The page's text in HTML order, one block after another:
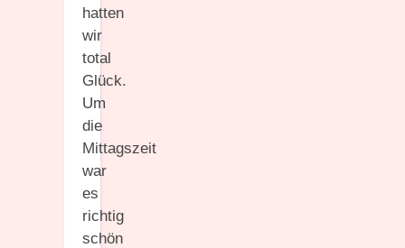
hatten
wir
total
Glück.
Um
die
Mittagszeit
war
es
richtig
schön